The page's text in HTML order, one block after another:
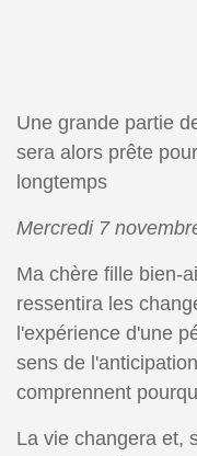
Une grande partie
sera alors prête
longtemps
Mercredi 7
Ma chère fille bien-
ressentira les
l'expérience d'une
sens de
comprennent
La vie changera et,